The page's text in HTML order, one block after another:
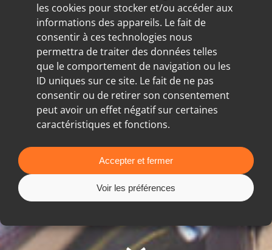
les cookies pour stocker et/ou accéder aux
informations des appareils. Le fait de
consentir à ces technologies nous
permettra de traiter des données telles
que le comportement de navigation ou les
ID uniques sur ce site. Le fait de ne pas
consentir ou de retirer son consentement
peut avoir un effet négatif sur certaines
caractéristiques et fonctions.
Accepter et fermer
Voir les préférences